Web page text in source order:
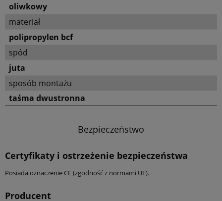
oliwkowy
materiał
polipropylen bcf
spód
juta
sposób montażu
taśma dwustronna
Bezpieczeństwo
Certyfikaty i ostrzeżenie bezpieczeństwa
Posiada oznaczenie CE (zgodność z normami UE).
Producent